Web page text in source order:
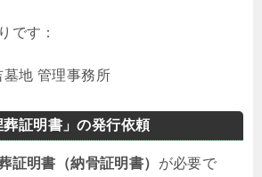
です：
墓地 管理事務所
葬証明書」の発行依頼
証明書（納骨証明書） が必要で